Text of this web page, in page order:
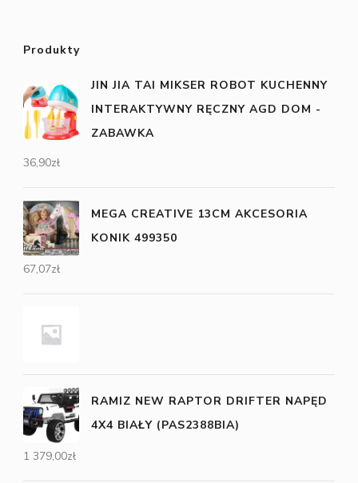
Produkty
JIN JIA TAI MIKSER ROBOT KUCHENNY
INTERAKTYWNY RĘCZNY AGD DOM -
ZABAWKA
36,90zł
MEGA CREATIVE 13CM AKCESORIA
KONIK 499350
67,07zł
RAMIZ NEW RAPTOR DRIFTER NAPĘD
4X4 BIAŁY (PAS2388BIA)
1 379,00zł